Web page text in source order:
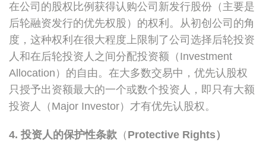
在公司的股权比例获得认购公司新发行股份（主要是
后轮融资发行的优先权股）的权利。从初创公司的角
度，这种权利在很大程度上限制了公司选择后轮投资
人和在后轮投资人之间分配投资额（Investment
Allocation）的自由。在大多数交易中，优先认股权
只授予出资额最大的一个或数个投资人，即只有大额
投资人（Major Investor）才有优先认股权。
4. 投资人的保护性条款 （ Protective Rights）